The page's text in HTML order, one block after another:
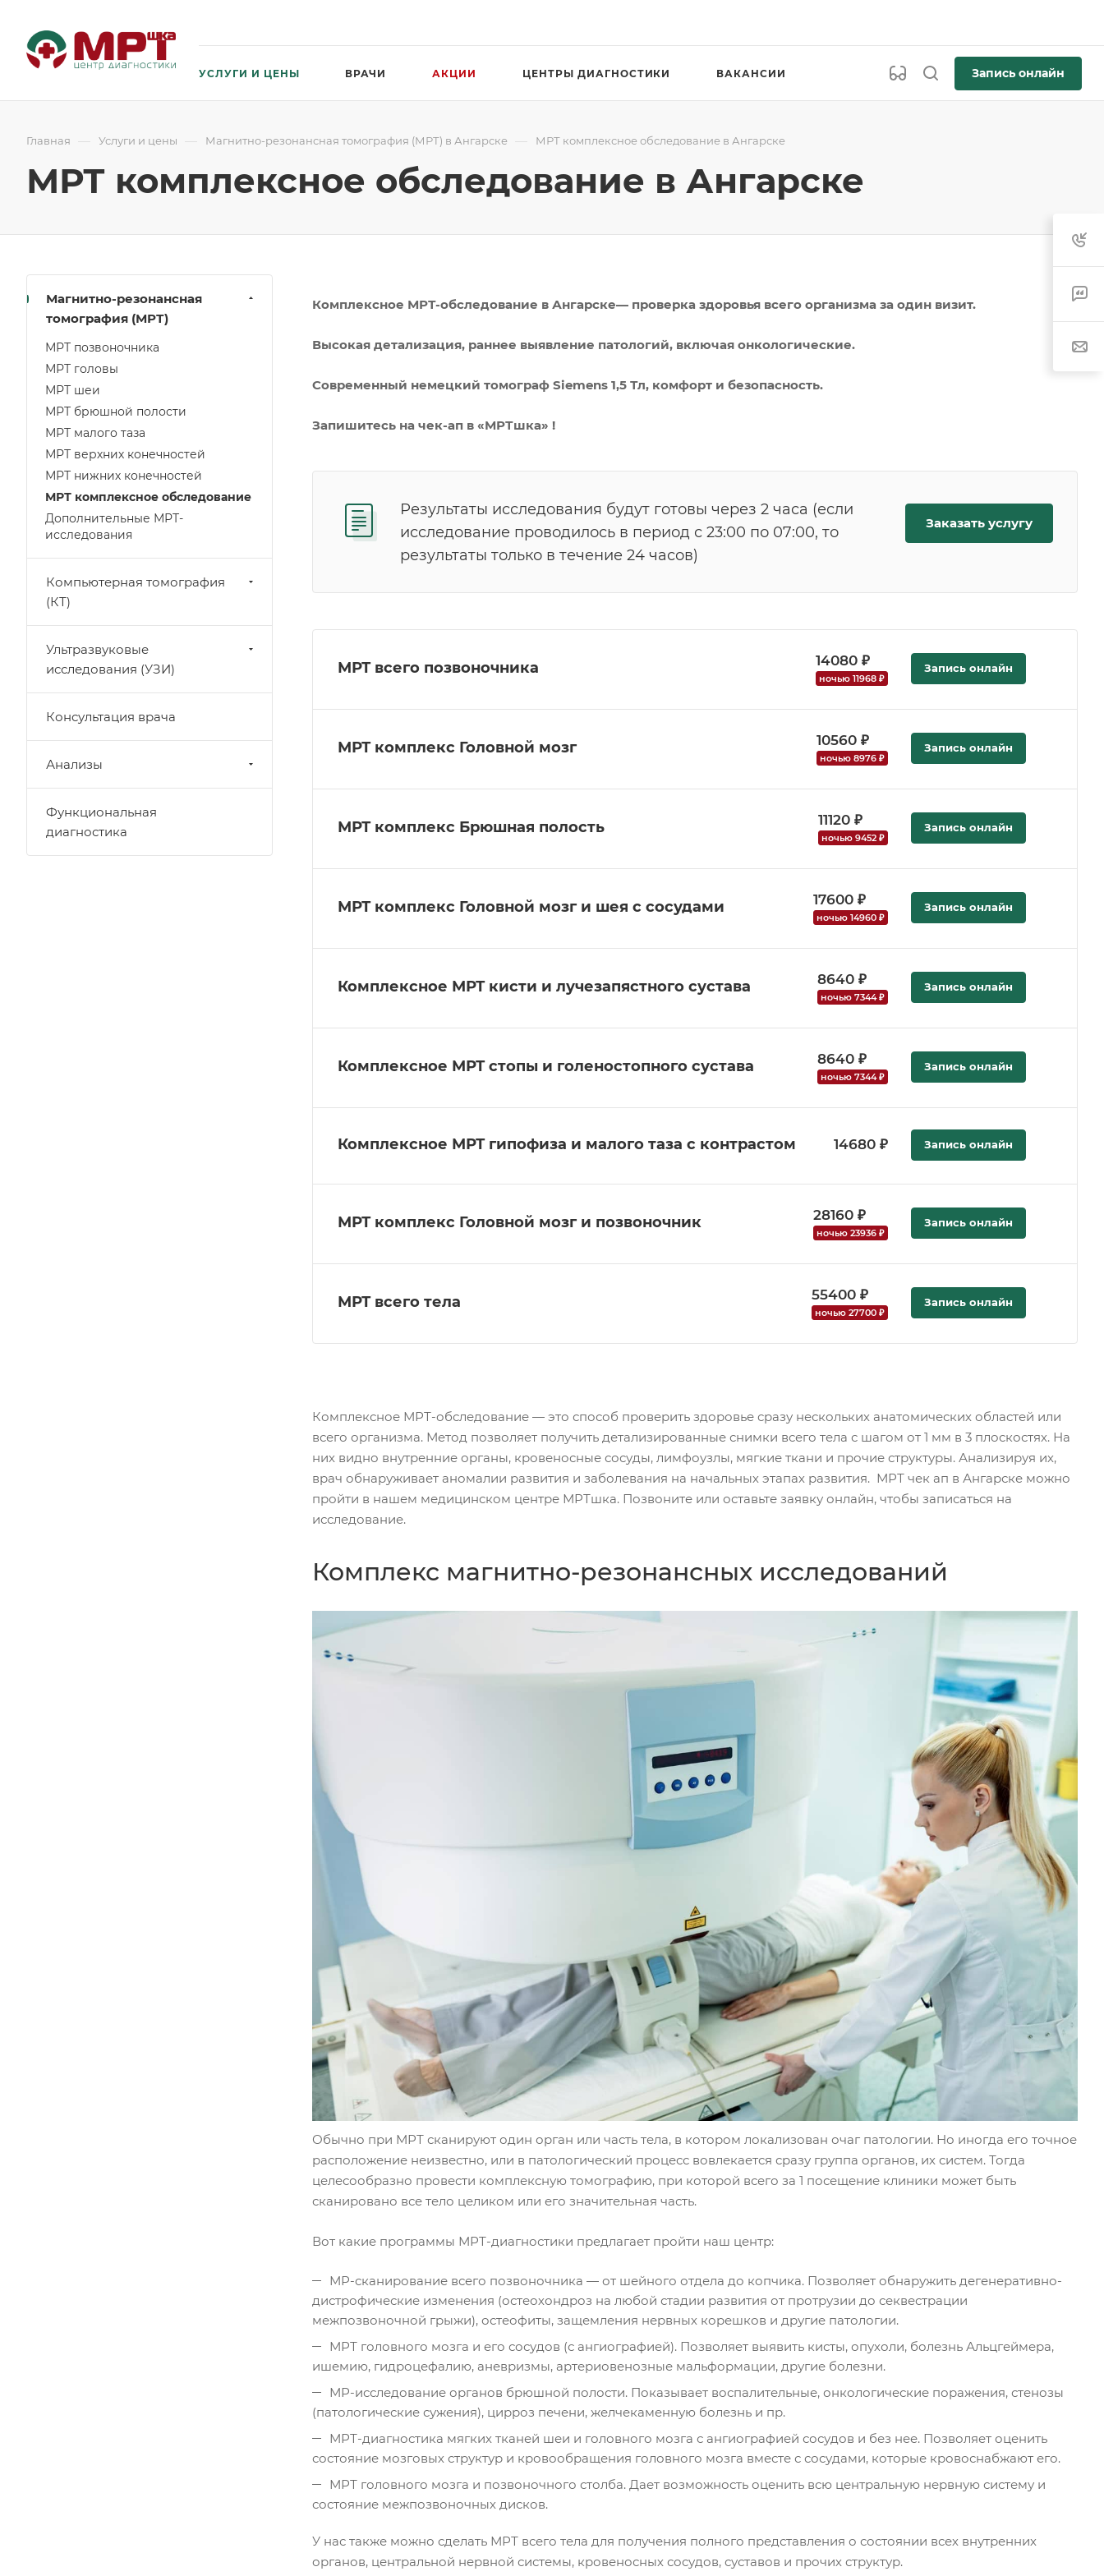
УСЛУГИ И ЦЕНЫ ВРАЧИ АКЦИИ ЦЕНТРЫ ДИАГНОСТИКИ ВАКАНСИИ Запись онлайн
Главная — Услуги и цены — Магнитно-резонансная томография (МРТ) в Ангарске — МРТ комплексное обследование в Ангарске
МРТ комплексное обследование в Ангарске
Комплексное МРТ-обследование в Ангарске— проверка здоровья всего организма за один визит.
Высокая детализация, раннее выявление патологий, включая онкологические.
Современный немецкий томограф Siemens 1,5 Тл, комфорт и безопасность.
Запишитесь на чек-ап в «МРТшка» !
Результаты исследования будут готовы через 2 часа (если
исследование проводилось в период с 23:00 по 07:00, то
результаты только в течение 24 часов)
Заказать услугу
МРТ всего позвоночника 14080 ₽
ночью 11968 ₽
Запись онлайн
МРТ комплекс Головной мозг 10560 ₽
ночью 8976 ₽
Запись онлайн
МРТ комплекс Брюшная полость 11120 ₽
ночью 9452 ₽
Запись онлайн
МРТ комплекс Головной мозг и шея с сосудами 17600 ₽
ночью 14960 ₽
Запись онлайн
Комплексное МРТ кисти и лучезапястного сустава 8640 ₽
ночью 7344 ₽
Запись онлайн
Комплексное МРТ стопы и голеностопного сустава 8640 ₽
ночью 7344 ₽
Запись онлайн
Комплексное МРТ гипофиза и малого таза с контрастом 14680 ₽ Запись онлайн
МРТ комплекс Головной мозг и позвоночник 28160 ₽
ночью 23936 ₽
Запись онлайн
МРТ всего тела 55400 ₽
ночью 27700 ₽
Запись онлайн
Комплексное МРТ-обследование — это способ проверить здоровье сразу нескольких анатомических областей или
всего организма. Метод позволяет получить детализированные снимки всего тела с шагом от 1 мм в 3 плоскостях. На
них видно внутренние органы, кровеносные сосуды, лимфоузлы, мягкие ткани и прочие структуры. Анализируя их,
врач обнаруживает аномалии развития и заболевания на начальных этапах развития. МРТ чек ап в Ангарске можно
пройти в нашем медицинском центре МРТшка. Позвоните или оставьте заявку онлайн, чтобы записаться на
исследование.
Комплекс магнитно-резонансных исследований
Обычно при МРТ сканируют один орган или часть тела, в котором локализован очаг патологии. Но иногда его точное
расположение неизвестно, или в патологический процесс вовлекается сразу группа органов, их систем. Тогда
целесообразно провести комплексную томографию, при которой всего за 1 посещение клиники может быть
сканировано все тело целиком или его значительная часть.
Вот какие программы МРТ-диагностики предлагает пройти наш центр:
МР-сканирование всего позвоночника — от шейного отдела до копчика. Позволяет обнаружить дегенеративно-
дистрофические изменения (остеохондроз на любой стадии развития от протрузии до секвестрации
межпозвоночной грыжи), остеофиты, защемления нервных корешков и другие патологии.
МРТ головного мозга и его сосудов (с ангиографией). Позволяет выявить кисты, опухоли, болезнь Альцгеймера,
ишемию, гидроцефалию, аневризмы, артериовенозные мальформации, другие болезни.
МР-исследование органов брюшной полости. Показывает воспалительные, онкологические поражения, стенозы
(патологические сужения), цирроз печени, желчекаменную болезнь и пр.
МРТ-диагностика мягких тканей шеи и головного мозга с ангиографией сосудов и без нее. Позволяет оценить
состояние мозговых структур и кровообращения головного мозга вместе с сосудами, которые кровоснабжают его.
МРТ головного мозга и позвоночного столба. Дает возможность оценить всю центральную нервную систему и
состояние межпозвоночных дисков.
У нас также можно сделать МРТ всего тела для получения полного представления о состоянии всех внутренних
органов, центральной нервной системы, кровеносных сосудов, суставов и прочих структур.
Магнитно-резонансная
томография (МРТ)
МРТ позвоночника
МРТ головы
МРТ шеи
МРТ брюшной полости
МРТ малого таза
МРТ верхних конечностей
МРТ нижних конечностей
МРТ комплексное обследование
Дополнительные МРТ-
исследования
Компьютерная томография
(КТ)
Ультразвуковые
исследования (УЗИ)
Консультация врача
Анализы
Функциональная
диагностика